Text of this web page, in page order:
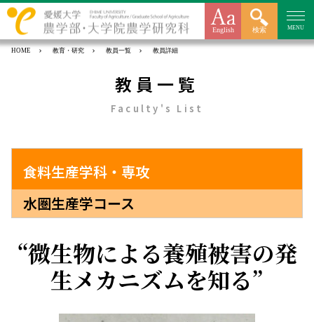
English 検索 MENU
HOME 教育・研究 教員一覧 教員詳細
教員一覧
Faculty's List
食料生産学科・専攻
水圏生産学コース
微生物による養殖被害の発
生メカニズムを知る